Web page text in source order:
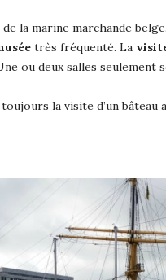
de la marine marchande
très fréquenté. La
ou deux salles
la visite d’un